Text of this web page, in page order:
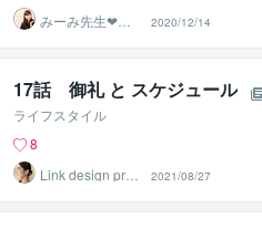
みーみ先生❤恋
愛パーソナルト
レーナー
2020/12/14
17話 御礼 と スケジュール
ライフスタイル
8
Link design proj
2021/08/27